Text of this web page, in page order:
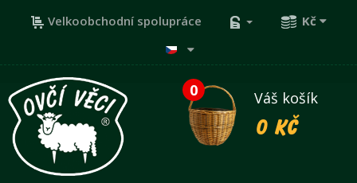
Velkoobchodní spolupráce Kč
0
Váš košík
0 Kč